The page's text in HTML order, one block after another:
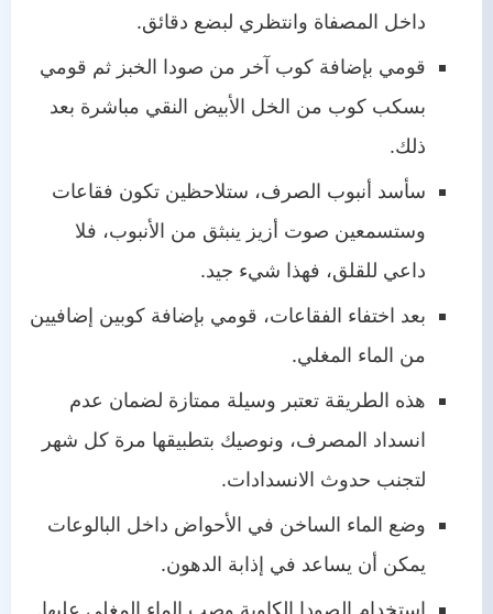
داخل المصفاة وانتظري لبضع دقائق.
قومي بإضافة كوب آخر من صودا الخبز ثم قومي
بسكب كوب من الخل الأبيض النقي مباشرة بعد
ذلك.
سأسد أنبوب الصرف، ستلاحظين تكون فقاعات
وستسمعين صوت أزيز ينبثق من الأنبوب، فلا
داعي للقلق، فهذا شيء جيد.
بعد اختفاء الفقاعات، قومي بإضافة كوبين إضافيين
من الماء المغلي.
هذه الطريقة تعتبر وسيلة ممتازة لضمان عدم
انسداد المصرف، ونوصيك بتطبيقها مرة كل شهر
لتجنب حدوث الانسدادات.
وضع الماء الساخن في الأحواض داخل البالوعات
يمكن أن يساعد في إذابة الدهون.
استخدام الصودا الكاوية وصب الماء المغلي عليها.